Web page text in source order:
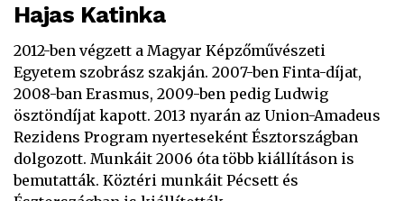
Hajas Katinka
2012-ben végzett a Magyar Képzőművészeti
Egyetem szobrász szakján. 2007-ben Finta-díjat,
2008-ban Erasmus, 2009-ben pedig Ludwig
ösztöndíjat kapott. 2013 nyarán az Union-Amadeus
Rezidens Program nyerteseként Észtországban
dolgozott. Munkáit 2006 óta több kiállításon is
bemutatták. Köztéri munkáit Pécsett és